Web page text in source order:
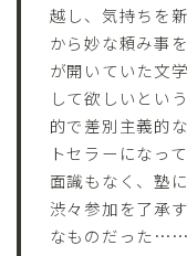
越し、気持ちを
から妙な頼み事
が開いていた文
して欲しいとい
的で差別主義的
トセラーになっ
面識もなく、塾
渋々参加を了承
なものだった……